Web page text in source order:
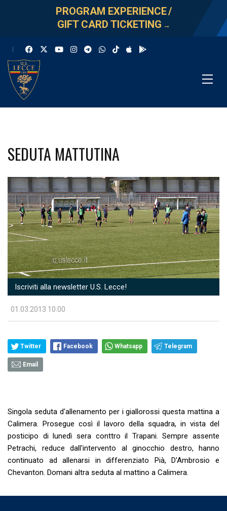
PROGRAM EXPERIENCE/
GIFT CARD TICKETING →
SEDUTA MATTUTINA
Iscriviti alla newsletter U.S. Lecce!
01.03.2013 10:00
Twitter Facebook Whatsapp Telegram
Email
Singola seduta d'allenamento per i giallorossi questa mattina a
Calimera. Prosegue così il lavoro della squadra, in vista del
posticipo di lunedì sera conttro il Trapani. Sempre assente
Petrachi, reduce dall'intervento al ginocchio destro, hanno
continuato ad allenarsi in differenziato Pià, D'Ambrosio e
Chevanton. Domani altra seduta al mattino a Calimera.